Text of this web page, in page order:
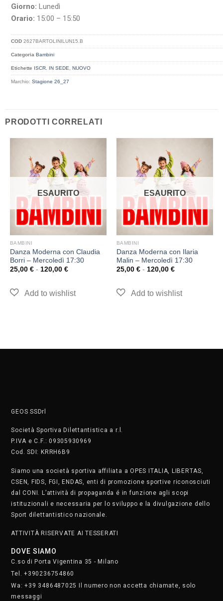
Giorno: Lunedì
Orario: 15:00 – 15:50
COD2627BARTOLINILUN15.B
Categoria Bambini
Etichette ISCR. IN SEDE ,NUOVO
Marchio:Stagione 26_27
PRODOTTI CORRELATI
ESAURITO
BAMBINI
Danza Moderna con Claudia
Borri – Mercoledì 17:30
25,00 € - 120,00 €
ESAURITO
BAMBINI
Danza Moderna con Ilaria
Malin – Mercoledì 17:30
25,00 € - 120,00 €
GEOS SSDrl
Società Sportiva Dilettantistica a r.l.
P.IVA e C.F.: 09305930969
Cod. SDI: KRRH6B9
Siamo una società sportiva affiliata a OPES ITALIA, LIBERTAS,
CSEN, FIDS, FGI, ENDAS, enti di promozione sportive riconosciuti
dal CONI. L’attività di propaganda é in funzione agli scopi
istituzionali e necessaria per lo sviluppo e la divulgazione dello
Sport dilettantistico nazionale.
ATTIVITÀ RISERVATE AI TESSERATI
DOVE SIAMO
C.so di Porta Vigentina 35 - Milano
Tel. +390236754860
Wa: +39 3486487025 Il numero non accetta chiamate, solo
messaggi